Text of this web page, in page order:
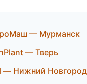
— Мурманск
— Тверь
— Нижний Новгород